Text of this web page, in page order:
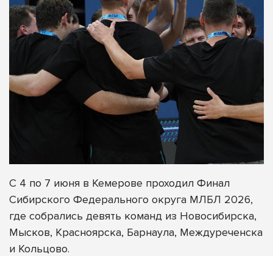
С 4 по 7 июня в Кемерове проходил Финал
Сибирского Федерального округа МЛБЛ 2026,
где собрались девять команд из Новосибирска,
Мысков, Красноярска, Барнаула, Междуреченска
и Кольцово.